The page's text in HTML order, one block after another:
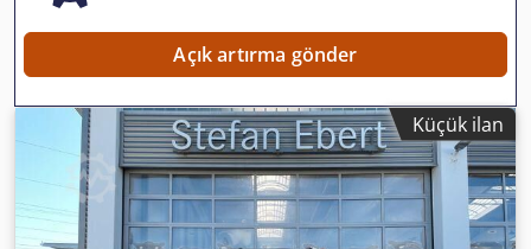
Açık artırma gönder
Küçük ilan